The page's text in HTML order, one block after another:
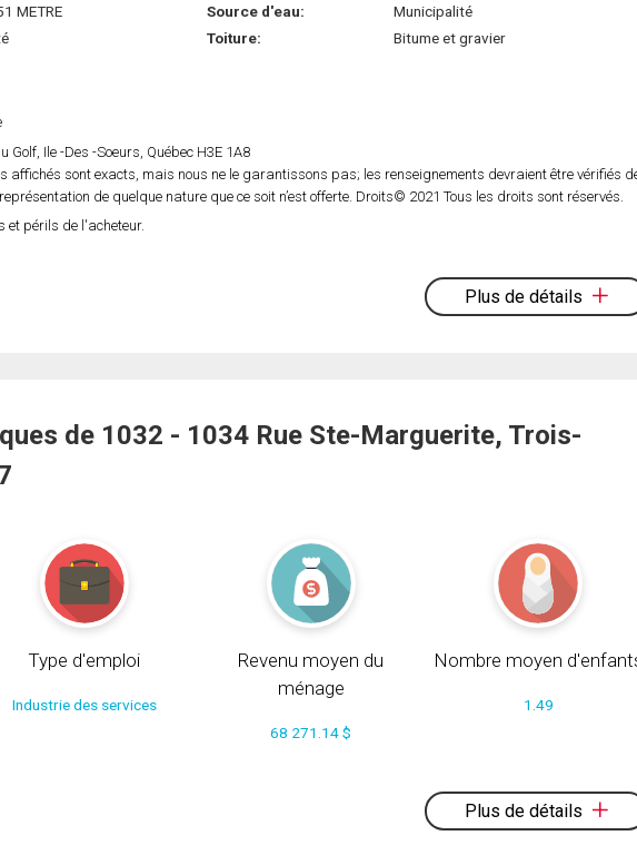
METRE
Source d'eau:
Municipalité
Toiture:
Bitume et gravier
Ile -Des -Soeurs, Québec H3E 1A8
affichés sont exacts, mais nous ne le garantissons pas; les renseignements devraient être vérifiés
de quelque nature que ce soit n’est offerte. Droits© 2021 Tous les droits sont réservés.
et périls de l'acheteur.
Plus de détails
de 1032 - 1034 Rue Ste-Marguerite, Trois-
Type d'emploi
Industrie des services
Revenu moyen du
ménage
68 271.14 $
Nombre moyen
1.49
Plus de détails